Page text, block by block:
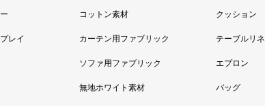
レイ
コットン素材
カーテン用ファブリック
ソファ用ファブリック
無地ホワイト素材
クッション
テーブルリ
エプロン
バッグ